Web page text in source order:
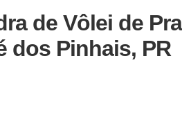
de Vôlei de
dos Pinhais, PR